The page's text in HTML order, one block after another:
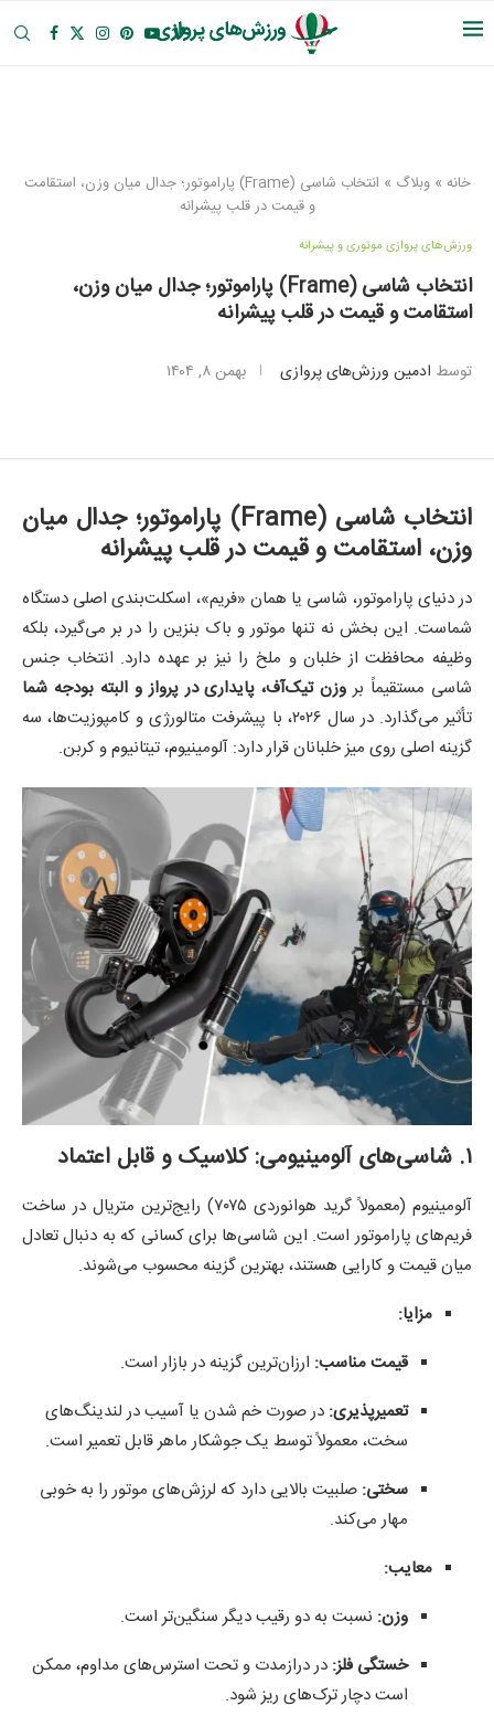
خانه »وبلاگ »
انتخاب شاسی (Frame) پاراموتور؛ جدال میان وزن، استقامت
و قیمت در قلب پیشرانه
ورزش‌های پروازی موتوری و پیشرانه
انتخاب شاسی (Frame) پاراموتور؛ جدال میان وزن،
استقامت و قیمت در قلب پیشرانه
توسط ادمین ورزش‌های پروازی بهمن ۸, ۱۴۰۴
انتخاب شاسی (Frame) پاراموتور؛ جدال میان
وزن، استقامت و قیمت در قلب پیشرانه
در دنیای پاراموتور، شاسی یا همان «فریم»، اسکلت‌بندی اصلی دستگاه
شماست. این بخش نه تنها موتور و باک بنزین را در بر می‌گیرد، بلکه
وظیفه محافظت از خلبان و ملخ را نیز بر عهده دارد. انتخاب جنس
شاسی مستقیماً بر وزن تیک‌آف، پایداری در پرواز و البته بودجه شما
تأثیر می‌گذارد. در سال ۲۰۲۶، با پیشرفت متالورژی و کامپوزیت‌ها، سه
گزینه اصلی روی میز خلبانان قرار دارد: آلومینیوم، تیتانیوم و کربن.
۱. شاسی‌های آلومینیومی: کلاسیک و قابل اعتماد
آلومینیوم (معمولاً گرید هوانوردی ۷۰۷۵) رایج‌ترین متریال در ساخت
فریم‌های پاراموتور است. این شاسی‌ها برای کسانی که به دنبال تعادل
میان قیمت و کارایی هستند، بهترین گزینه محسوب می‌شوند.
مزایا:
قیمت مناسب: ارزان‌ترین گزینه در بازار است.
تعمیرپذیری: در صورت خم شدن یا آسیب در لندینگ‌های
سخت، معمولاً توسط یک جوشکار ماهر قابل تعمیر است.
سختی: صلبیت بالایی دارد که لرزش‌های موتور را به خوبی
مهار می‌کند.
معایب:
وزن: نسبت به دو رقیب دیگر سنگین‌تر است.
خستگی فلز: در درازمدت و تحت استرس‌های مداوم، ممکن
است دچار ترک‌های ریز شود.